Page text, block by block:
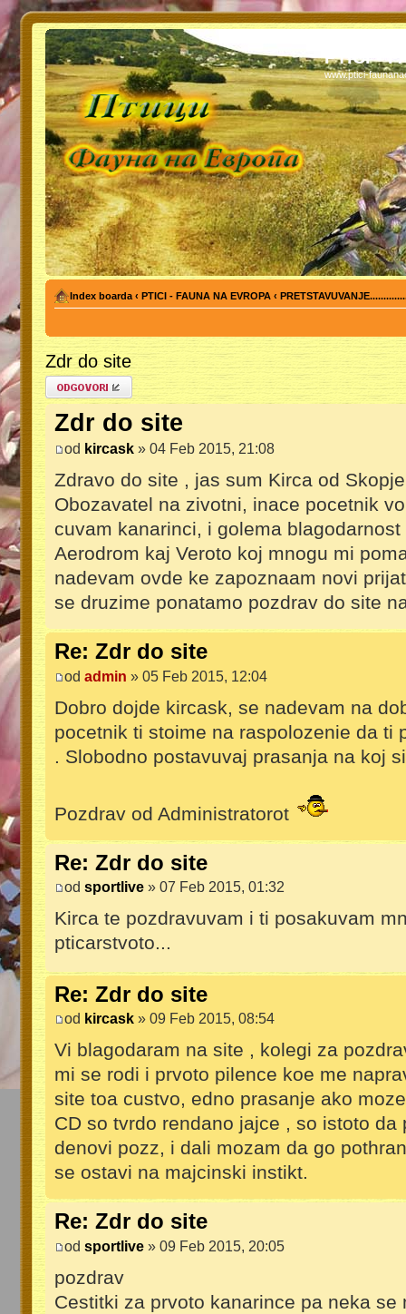
PTICI -
www.ptici-
Index boarda ‹ PTICI - FAUNA NA EVROPA ‹
Zdr do site
Odgovori
Zdr do site
od kircask» 04 Feb 2015, 21:08
Zdravo do site , jas sum Kirca od
Obozavatel na zivotni, inace pocetnik
cuvam kanarinci, i golema
Aerodrom kaj Veroto koj mnogu mi
nadevam ovde ke zapoznaam novi
se druzime ponatamo pozdrav do site
Re: Zdr do site
od admin » 05 Feb 2015, 12:04
Dobro dojde kircask, se nadevam na
pocetnik ti stoime na raspolozenie da ti
. Slobodno postavuvaj prasanja na koj
Pozdrav od Administratorot
Re: Zdr do site
od sportlive» 07 Feb 2015, 01:32
Kirca te pozdravuvam i ti posakuvam
pticarstvoto...
Re: Zdr do site
od kircask» 09 Feb 2015, 08:54
Vi blagodaram na site , kolegi za
mi se rodi i prvoto pilence koe me
site toa custvo, edno prasanje ako
CD so tvrdo rendano jajce , so istoto da
denovi pozz, i dali mozam da go
se ostavi na majcinski instikt.
Re: Zdr do site
od sportlive» 09 Feb 2015, 20:05
pozdrav
Cestitki za prvoto kanarince pa neka se